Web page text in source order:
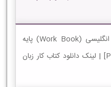
دانلود فایل PDF کتاب کار زبان انگليسی (Work Book) پایه
دوازدهم رشته معارف [دانلود PDF] | لینک دانلود کتاب کار زبان